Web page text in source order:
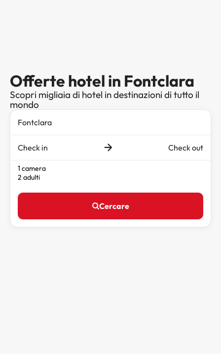
Offerte hotel in Fontclara
Scopri migliaia di hotel in destinazioni di tutto il
mondo
Check in Check out
1 camera
2 adulti
Cercare